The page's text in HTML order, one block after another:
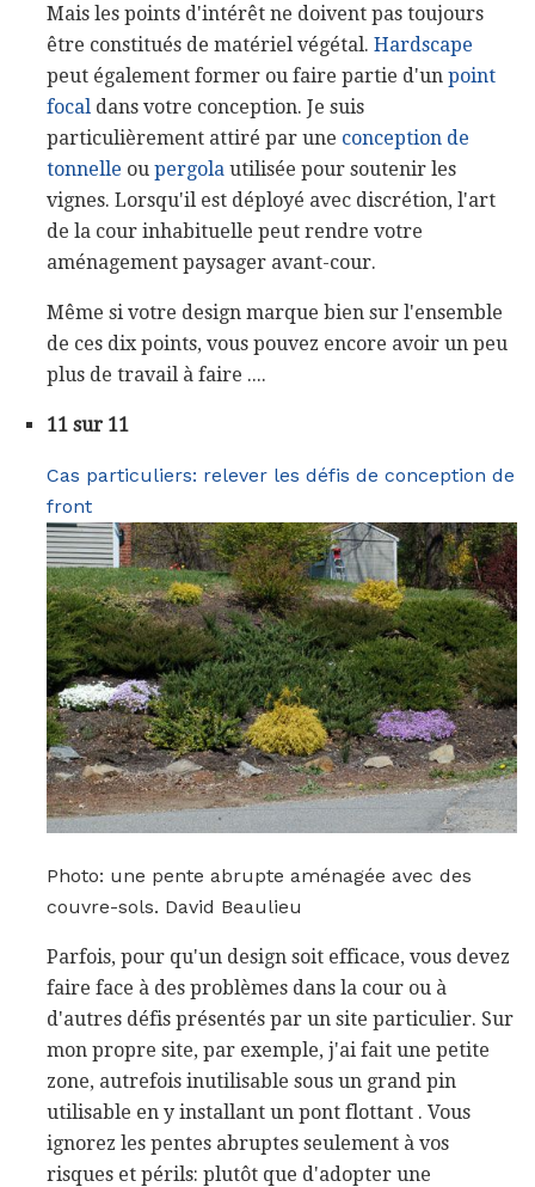
Mais les points d'intérêt ne doivent pas toujours
être constitués de matériel végétal. Hardscape
peut également former ou faire partie d'un point
focal dans votre conception. Je suis
particulièrement attiré par une conception de
tonnelle ou pergola utilisée pour soutenir les
vignes. Lorsqu'il est déployé avec discrétion, l'art
de la cour inhabituelle peut rendre votre
aménagement paysager avant-cour.
Même si votre design marque bien sur l'ensemble
de ces dix points, vous pouvez encore avoir un peu
plus de travail à faire ....
11 sur 11
Cas particuliers: relever les défis de conception de
front
Photo: une pente abrupte aménagée avec des
couvre-sols. David Beaulieu
Parfois, pour qu'un design soit efficace, vous devez
faire face à des problèmes dans la cour ou à
d'autres défis présentés par un site particulier. Sur
mon propre site, par exemple, j'ai fait une petite
zone, autrefois inutilisable sous un grand pin
utilisable en y installant un pont flottant . Vous
ignorez les pentes abruptes seulement à vos
risques et périls: plutôt que d'adopter une